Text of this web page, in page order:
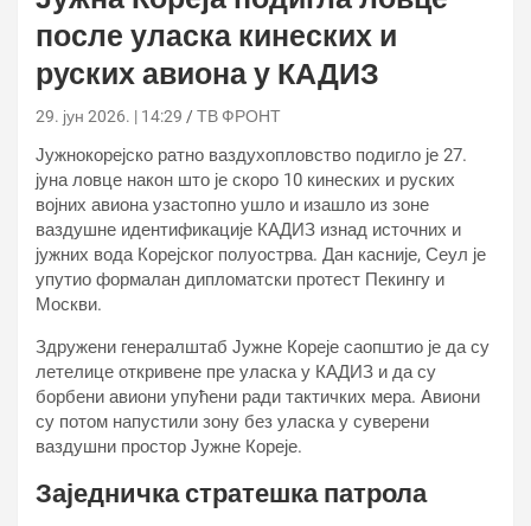
после уласка кинеских и
руских авиона у КАДИЗ
29. јун 2026. | 14:29 ТВ ФРОНТ
Јужнокорејско ратно ваздухопловство подигло је 27.
јуна ловце након што је скоро 10 кинеских и руских
војних авиона узастопно ушло и изашло из зоне
ваздушне идентификације КАДИЗ изнад источних и
јужних вода Корејског полуострва. Дан касније, Сеул је
упутио формалан дипломатски протест Пекингу и
Москви.
Здружени генералштаб Јужне Кореје саопштио је да су
летелице откривене пре уласка у КАДИЗ и да су
борбени авиони упућени ради тактичких мера. Авиони
су потом напустили зону без уласка у суверени
ваздушни простор Јужне Кореје.
Заједничка стратешка патрола